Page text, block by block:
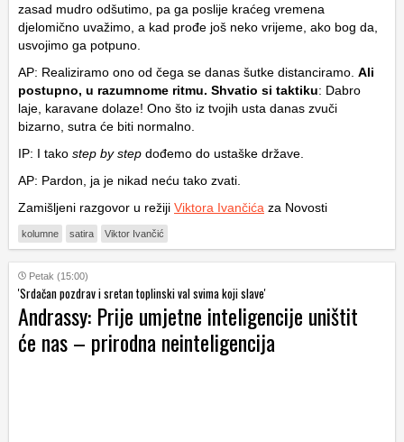
zasad mudro odšutimo, pa ga poslije kraćeg vremena
djelomično uvažimo, a kad prođe još neko vrijeme, ako bog da,
usvojimo ga potpuno.
AP: Realiziramo ono od čega se danas šutke distanciramo. Ali
postupno, u razumnome ritmu. Shvatio si taktiku: Dabro
laje, karavane dolaze! Ono što iz tvojih usta danas zvuči
bizarno, sutra će biti normalno.
IP: I tako step by step dođemo do ustaške države.
AP: Pardon, ja je nikad neću tako zvati.
Zamišljeni razgovor u režiji Viktora Ivančića za Novosti
kolumne satira Viktor Ivančić
Petak (15:00)
'Srdačan pozdrav i sretan toplinski val svima koji slave'
Andrassy: Prije umjetne inteligencije uništit
će nas – prirodna neinteligencija